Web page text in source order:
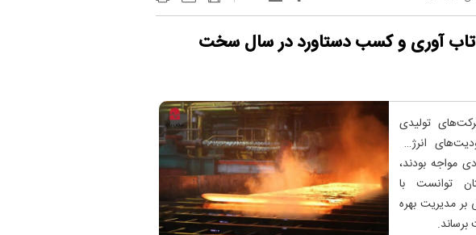
تاب آوری و کسب دستاورد در سال سخت
تولیدی
با محدودیت‌های انرژی،
مواجه بودند،
توانست با
بر مدیریت بهره
برساند.